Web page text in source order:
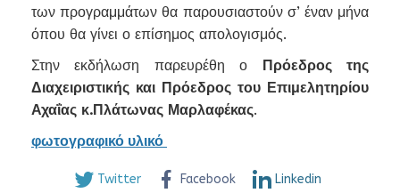
των προγραμμάτων θα παρουσιαστούν σ’ έναν μήνα
όπου θα γίνει ο επίσημος απολογισμός.
Στην εκδήλωση παρευρέθη ο
Πρόεδρος της
Διαχειριστικής και Πρόεδρος του Επιμελητηρίου
Αχαΐας κ.Πλάτωνας Μαρλαφέκας.
φωτογραφικό υλικό
Twitter Facebook Linkedin